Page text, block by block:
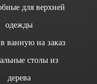
для верхней
одежды
ванную на заказ
столы из
дерева